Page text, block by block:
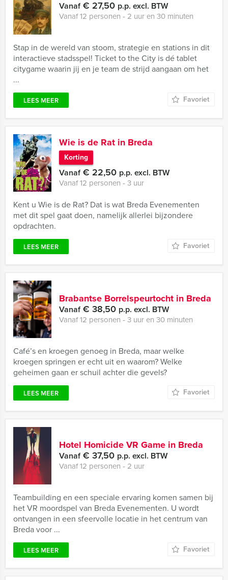
Vanaf€ 27,50 p.p. excl. BTW
Vanaf 12 personen ‐ 2 uur en 30 minuten
Stap in de wereld van stoom, strategie en stations in dit
interactieve stadsspel! Ticket to the City is dé tablet
citygame waarin jij en je team de strijd aangaan om het
...
LEES MEER Favoriet
Wie is de Rat in Breda
Korting
Vanaf€ 22,50 p.p. excl. BTW
Vanaf 12 personen ‐ 3 uur
Kent u Wie is de Rat? Dat is wat Breda Evenementen
met dit spel gaat doen, namelijk allerlei bijzondere
opdrachten.
LEES MEER Favoriet
Brabantse Borrelspeurtocht in Breda
Vanaf€ 38,50 p.p. excl. BTW
Vanaf 12 personen ‐ 3 uur en 30 minuten
Café’s en kroegen genoeg in Breda, maar welke
kroegen springen er echt uit en waarom? Welke
geheimen gaan er schuil achter die gevels?
LEES MEER Favoriet
Hotel Homicide VR Game in Breda
Vanaf€ 37,50 p.p. excl. BTW
Vanaf 12 personen ‐ 2 uur
Teambuilding en een speciale ervaring komen samen bij
het VR moordspel van Breda Evenementen. U wordt
ontvangen in een sfeervolle locatie in het centrum van
Breda voor ...
LEES MEER Favoriet